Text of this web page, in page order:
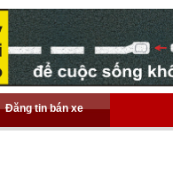
Đăng tin bán xe